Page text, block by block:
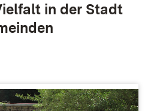
in der Stadt